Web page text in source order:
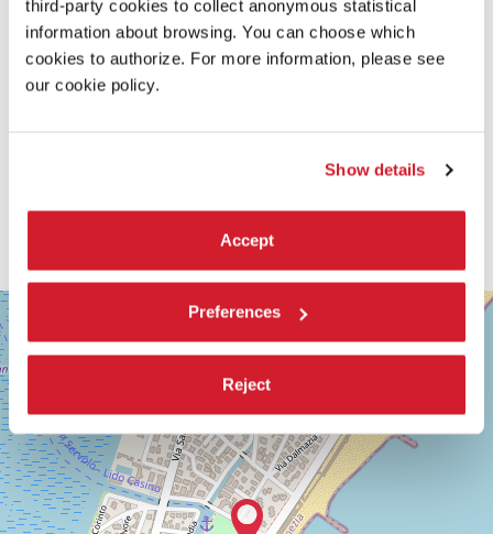
third-party cookies to collect anonymous statistical
information about browsing. You can choose which
cookies to authorize. For more information, please see
our cookie policy.
Show details
Accept
Preferences
Reject
SALA
GIARDINO
LUNGOMARE
MARCONI
30126
LIDO
DI
VENEZIA
TEL.
0415218711
info@labiennale.org
−